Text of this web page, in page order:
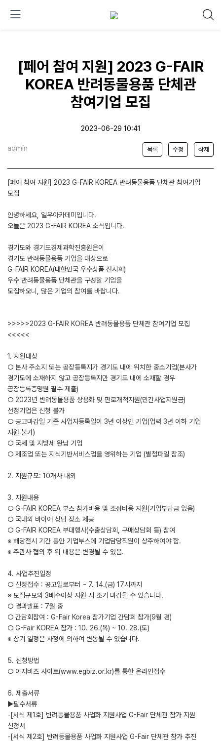
[페어 참여 지원] 2023 G-FAIR
KOREA 반려동물용품 단체관
참여기업 모집
2023-06-29 10:41
admin 목록 수정 삭제
[페어 참여 지원] 2023 G-FAIR KOREA 반려동물용품 단체관 참여기업
모집
안녕하세요, 일우아카데미입니다.
오늘은 2023 G-FAIR KOREA 소식입니다.
경기도와 경기도경제과학진흥원은이
경기도 반려동물용품 기업을 대상으로
G-FAIR KOREA(대한민국 우수상품 전시회)
우수 반려동물용품 단체관을 구성할 기업을
모집하오니, 많은 기업의 참여를 바랍니다.
>>>>>2023 G-FAIR KOREA 반려동물용품 단체관 참여기업 모집
<<<<<
1. 지원대상
○ 본사 주소지 또는 공장등록지가 경기도 내에 위치한 중소기업(본사가
경기도에 소재하지 않고 공장등록지만 경기도 내에 소재할 경우
공장등록증명원 필수 제출)
○ 2023년 반려동물용품 상용화 및 판로개척지원(민간사업지원금)
선정기업은 신청 불가
○ 공고마감일 기준 사업자등록일이 3년 이상인 기업(업력 3년 이하 기업
지원 불가)
○ 국세 및 지방세 완납 기업
○ 제조업 또는 지식기반서비스업을 영위하는 기업 (별첨파일 참조)
2. 지원규모: 10개사 내외
3. 지원내용
○ G-FAIR KOREA 부스 참가비용 및 조성비용 지원(기업부담금 없음)
○ 국내외 바이어 상담 장소 제공
○ G-FAIR KOREA 부대행사(수출상담회, 구매상담회 등) 참여
※ 해당전시 기간 동안 기업부스에 기업담당직원이 상주하여야 함.
※ 주관사 협의 후 위 내용은 변경될 수 있음.
4. 사업추진일정
○ 신청접수 : 공고일로부터 ~ 7. 14.(금) 17시까지
※ 모집규모의 3배수이상 지원 시 조기 마감될 수 있습니다.
○ 결과발표 : 7월 중
○ 간담회참여 : G-Fair Korea 참가기업 간담회 참가(9월 경)
○ G-Fair KOREA 참가 : 10. 26.(목) ~ 10. 28.(토)
※ 상기 일정은 사정에 의하여 변동될 수 있습니다.
5. 신청방법
○ 이지비즈 사이트(www.egbiz.or.kr)를 통한 온라인접수
6. 제출서류
▶필수서류
-[서식 제1호] 반려동물용품 사업화 지원사업 G-Fair 단체관 참가 지원
신청서
-[서식 제2호] 반려동물용품 사업화 지원사업 G-Fair 단체관 참가 추진